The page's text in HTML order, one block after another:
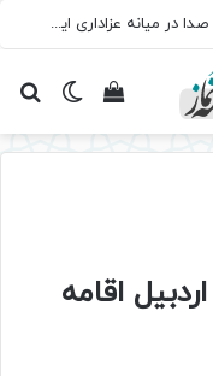
نماز ظهر اربعین؛ هنگامی که اصفهان یک صدا در میانه عزاداری ایستاد
تغییرمشاهده
اقامه